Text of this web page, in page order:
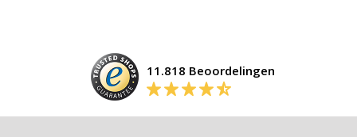
11.818 Beoordelingen